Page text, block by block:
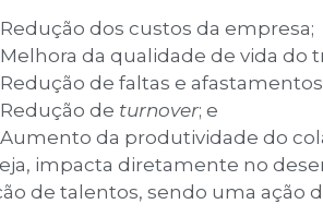
Redução dos custos da empresa;
Melhora da qualidade de vida do
Redução de faltas e
Redução de turnover; e
Aumento da produtividade do
impacta diretamente no
de talentos, sendo uma ação